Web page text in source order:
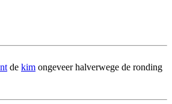
de kim ongeveer halverwege de ronding